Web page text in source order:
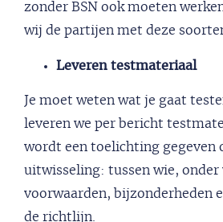
zonder BSN ook moeten
wij de partijen met deze
Leveren testmateriaal
Je moet weten wat je gaat
leveren we per bericht
wordt een toelichting gegeven
uitwisseling: tussen wie, onder
voorwaarden, bijzonderheden
de richtlijn.